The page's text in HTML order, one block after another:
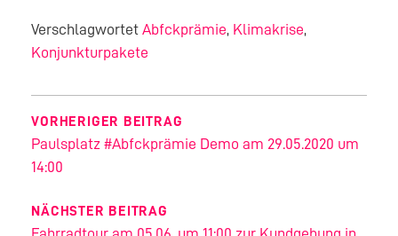
VerschlagwortetAbfckprämie, Klimakrise,
Konjunkturpakete
BEITRAGSNAVIGATION
VORHERIGER BEITRAG
Paulsplatz #Abfckprämie Demo am 29.05.2020 um
14:00
NÄCHSTER BEITRAG